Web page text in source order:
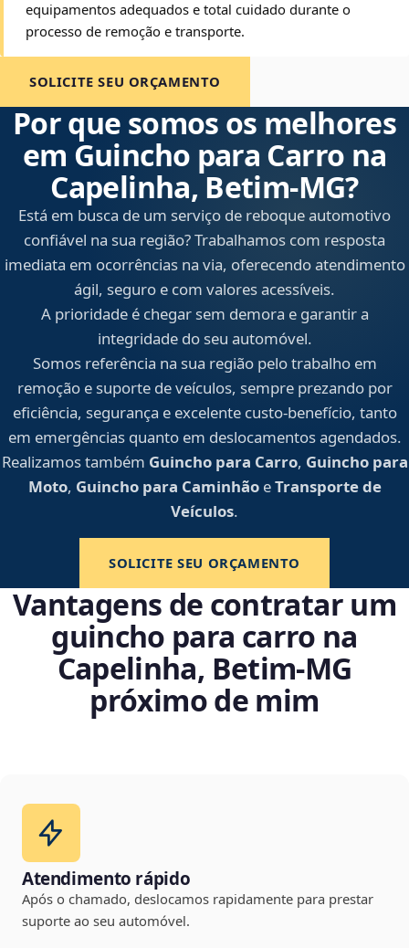
equipamentos adequados e total cuidado durante o
processo de remoção e transporte.
SOLICITE SEU ORÇAMENTO
Por que somos os melhores
em Guincho para Carro na
Capelinha, Betim‑MG?
Está em busca de um serviço de reboque automotivo
confiável na sua região? Trabalhamos com resposta
imediata em ocorrências na via, oferecendo atendimento
ágil, seguro e com valores acessíveis.
A prioridade é chegar sem demora e garantir a
integridade do seu automóvel.
Somos referência na sua região pelo trabalho em
remoção e suporte de veículos, sempre prezando por
eficiência, segurança e excelente custo-benefício, tanto
em emergências quanto em deslocamentos agendados.
Realizamos também Guincho para Carro, Guincho para
Moto, Guincho para CaminhãoeTransporte de
Veículos.
SOLICITE SEU ORÇAMENTO
Vantagens de contratar um
guincho para carro na
Capelinha, Betim‑MG
próximo de mim
Atendimento rápido
Após o chamado, deslocamos rapidamente para prestar
suporte ao seu automóvel.